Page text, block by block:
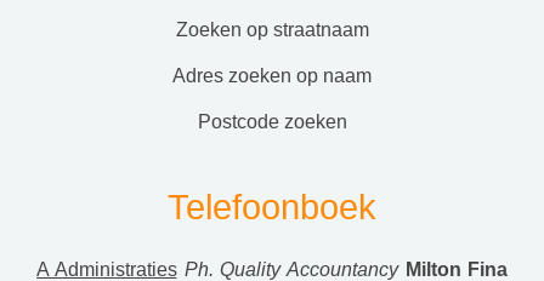
zoeken op straatnaam
adres zoeken op naam
postcode zoeken
Telefoonboek
A Administraties Ph. Quality Accountancy Milton Fina